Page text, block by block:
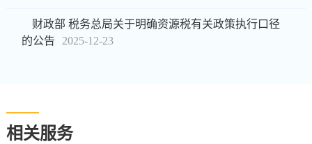
财政部 税务总局关于明确资源税有关政策执行口径
的公告
2025-12-23
相关服务